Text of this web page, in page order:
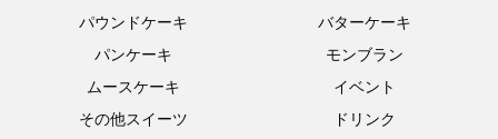
パウンドケーキ
バターケーキ
パンケーキ
モンブラン
ムースケーキ
イベント
その他スイーツ
ドリンク